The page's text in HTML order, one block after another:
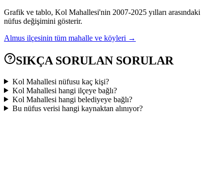
Grafik ve tablo, Kol Mahallesi'nin 2007-2025 yılları arasındaki
nüfus değişimini gösterir.
Almus ilçesinin tüm mahalle ve köyleri →
SIKÇA SORULAN SORULAR
Kol Mahallesi nüfusu kaç kişi?
Kol Mahallesi hangi ilçeye bağlı?
Kol Mahallesi hangi belediyeye bağlı?
Bu nüfus verisi hangi kaynaktan alınıyor?